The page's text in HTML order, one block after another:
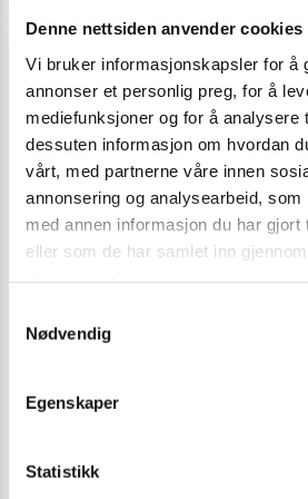
Denne nettsiden anvender cookies
Vi bruker informasjonskapsler for å
annonser et personlig preg, for å
mediefunksjoner og for å analysere
dessuten informasjon om hvordan
vårt, med partnerne våre innen
annonsering og analysearbeid,
med annen informasjon du har gjort
eller som de har samlet inn
Nødvendig
Egenskaper
Statistikk
Informasjon
Plakat A3, liggende format,
kontrollpunkter.